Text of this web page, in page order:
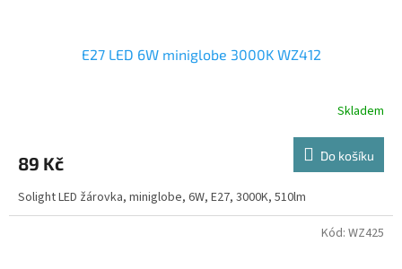
E27 LED 6W miniglobe 3000K WZ412
Skladem
89 Kč Do košíku
Solight LED žárovka, miniglobe, 6W, E27, 3000K, 510lm
Kód: WZ425